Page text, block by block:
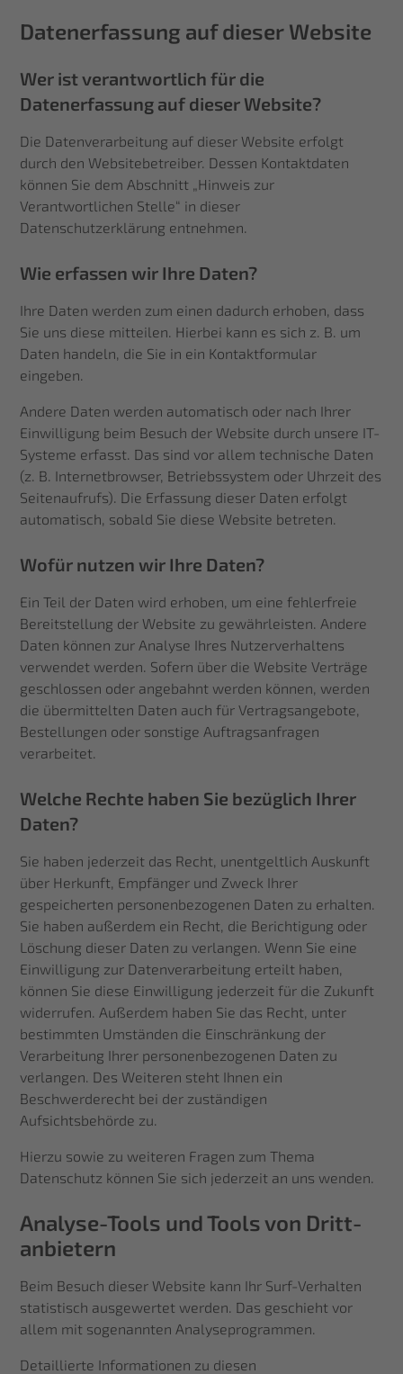
Datenerfassung auf dieser Website
Wer ist verantwortlich für die
Datenerfassung auf dieser Website?
Die Datenverarbeitung auf dieser Website erfolgt
durch den Websitebetreiber. Dessen Kontaktdaten
können Sie dem Abschnitt „Hinweis zur
Verantwortlichen Stelle“ in dieser
Datenschutzerklärung entnehmen.
Wie erfassen wir Ihre Daten?
Ihre Daten werden zum einen dadurch erhoben, dass
Sie uns diese mitteilen. Hierbei kann es sich z. B. um
Daten handeln, die Sie in ein Kontaktformular
eingeben.
Andere Daten werden automatisch oder nach Ihrer
Einwilligung beim Besuch der Website durch unsere IT-
Systeme erfasst. Das sind vor allem technische Daten
(z. B. Internetbrowser, Betriebssystem oder Uhrzeit des
Seitenaufrufs). Die Erfassung dieser Daten erfolgt
automatisch, sobald Sie diese Website betreten.
Wofür nutzen wir Ihre Daten?
Ein Teil der Daten wird erhoben, um eine fehlerfreie
Bereitstellung der Website zu gewährleisten. Andere
Daten können zur Analyse Ihres Nutzerverhaltens
verwendet werden. Sofern über die Website Verträge
geschlossen oder angebahnt werden können, werden
die übermittelten Daten auch für Vertragsangebote,
Bestellungen oder sonstige Auftragsanfragen
verarbeitet.
Welche Rechte haben Sie bezüglich Ihrer
Daten?
Sie haben jederzeit das Recht, unentgeltlich Auskunft
über Herkunft, Empfänger und Zweck Ihrer
gespeicherten personenbezogenen Daten zu erhalten.
Sie haben außerdem ein Recht, die Berichtigung oder
Löschung dieser Daten zu verlangen. Wenn Sie eine
Einwilligung zur Datenverarbeitung erteilt haben,
können Sie diese Einwilligung jederzeit für die Zukunft
widerrufen. Außerdem haben Sie das Recht, unter
bestimmten Umständen die Einschränkung der
Verarbeitung Ihrer personenbezogenen Daten zu
verlangen. Des Weiteren steht Ihnen ein
Beschwerderecht bei der zuständigen
Aufsichtsbehörde zu.
Hierzu sowie zu weiteren Fragen zum Thema
Datenschutz können Sie sich jederzeit an uns wenden.
Analyse-Tools und Tools von Dritt­
anbietern
Beim Besuch dieser Website kann Ihr Surf-Verhalten
statistisch ausgewertet werden. Das geschieht vor
allem mit sogenannten Analyseprogrammen.
Detaillierte Informationen zu diesen